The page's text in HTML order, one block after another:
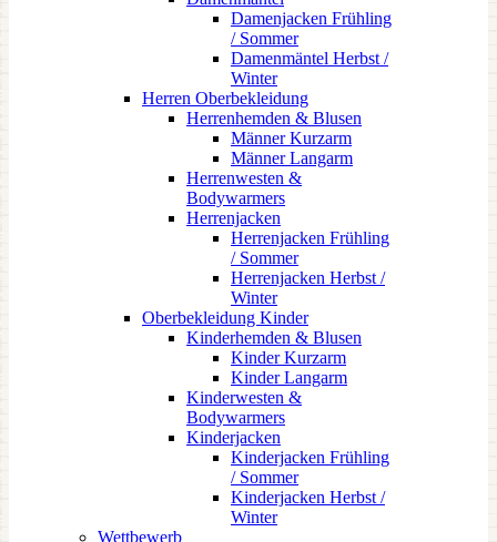
Damenjacken Frühling
/ Sommer
Damenmäntel Herbst /
Winter
Herren Oberbekleidung
Herrenhemden & Blusen
Männer Kurzarm
Männer Langarm
Herrenwesten &
Bodywarmers
Herrenjacken
Herrenjacken Frühling
/ Sommer
Herrenjacken Herbst /
Winter
Oberbekleidung Kinder
Kinderhemden & Blusen
Kinder Kurzarm
Kinder Langarm
Kinderwesten &
Bodywarmers
Kinderjacken
Kinderjacken Frühling
/ Sommer
Kinderjacken Herbst /
Winter
Wettbewerb